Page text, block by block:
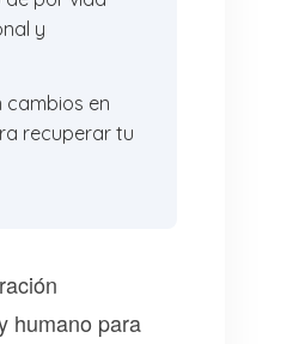
y
cambios en
recuperar tu
humano para